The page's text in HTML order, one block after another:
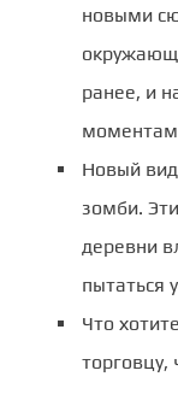
новыми
ранее, и
Новый
зомби.
деревни
пытаться
Что
торговцу,